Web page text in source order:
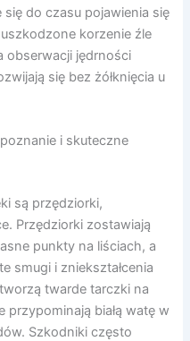
do czasu pojawienia się
korzenie źle
obserwacji jędrności
się bez żółknięcia u
i skuteczne
są przędziorki,
Przędziorki zostawiają
punkty na liściach, a
smugi i zniekształcenia
twarde tarczki na
przypominają białą watę w
Szkodniki często